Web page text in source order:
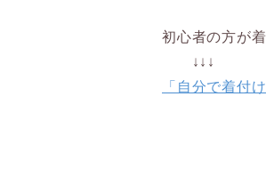
初心者の方が
↓↓↓
「自分で着付